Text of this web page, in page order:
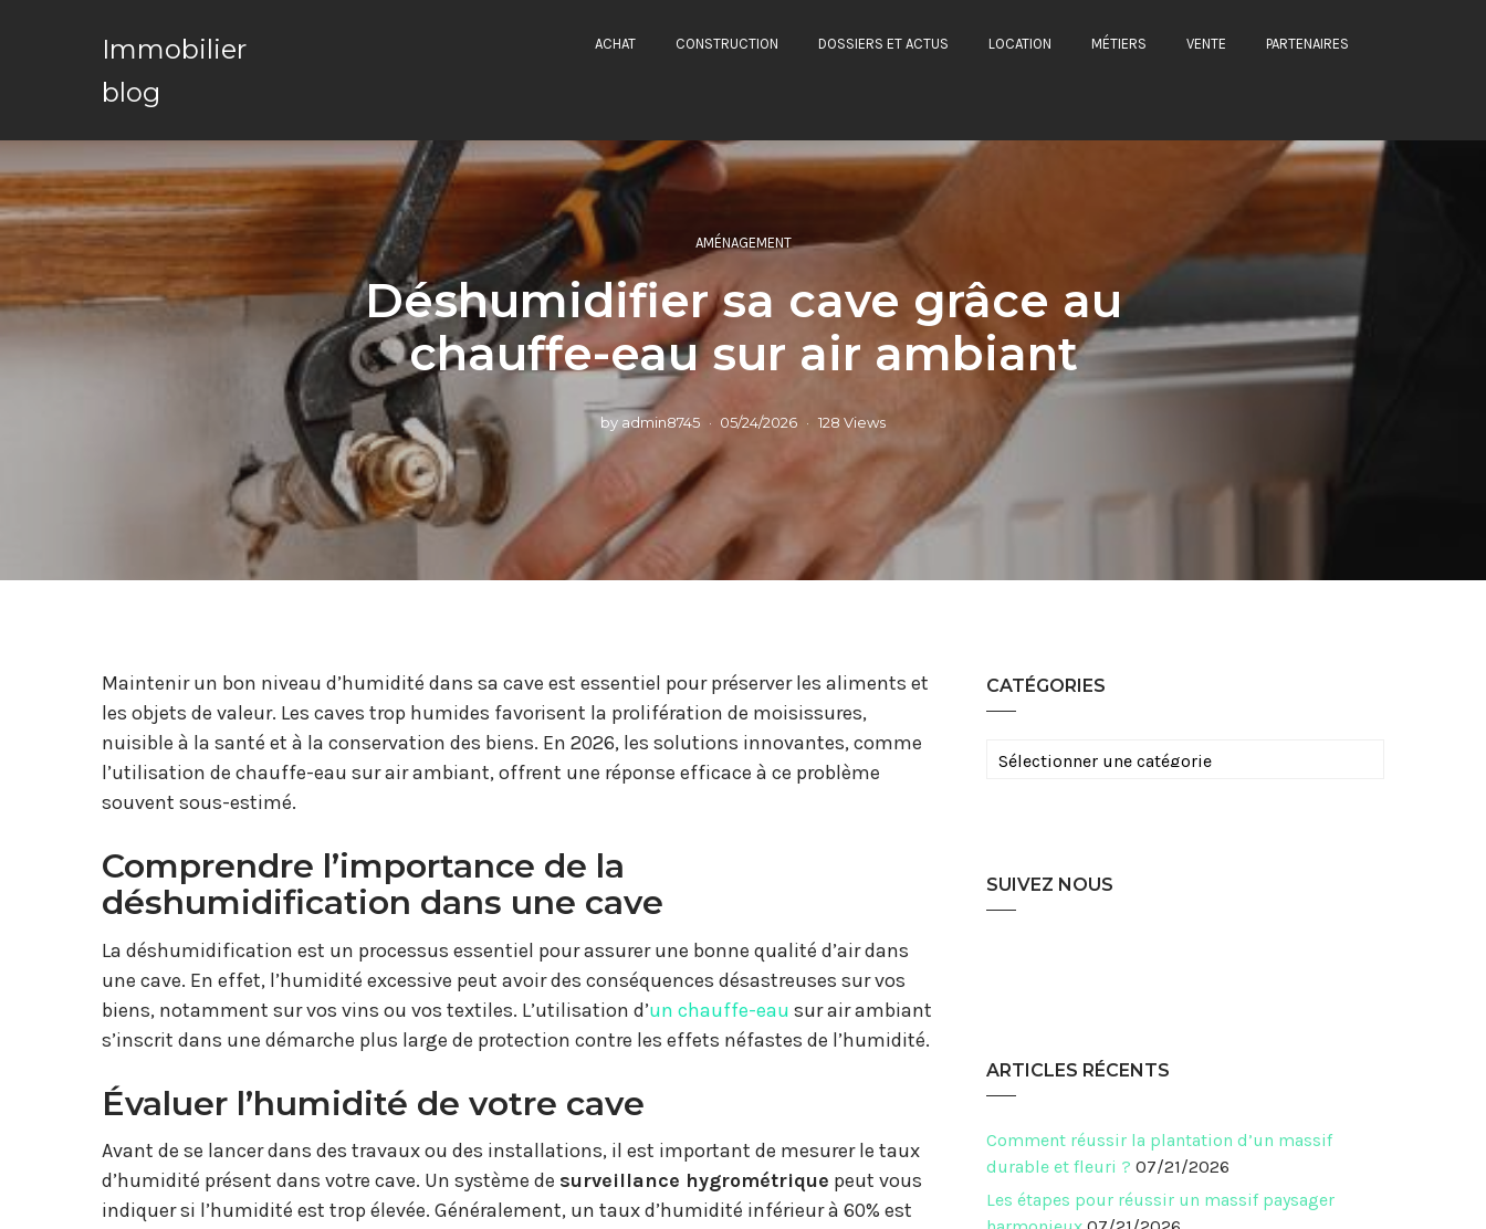
Immobilier
blog
ACHAT CONSTRUCTION DOSSIERS ET ACTUS LOCATION MÉTIERS VENTE PARTENAIRES
AMÉNAGEMENT
Déshumidifier sa cave grâce au
chauffe-eau sur air ambiant
by admin8745 05/24/2026 128 Views
Maintenir un bon niveau d’humidité dans sa cave est essentiel pour préserver les aliments et
les objets de valeur. Les caves trop humides favorisent la prolifération de moisissures,
nuisible à la santé et à la conservation des biens. En 2026, les solutions innovantes, comme
l’utilisation de chauffe-eau sur air ambiant, offrent une réponse efficace à ce problème
souvent sous-estimé.
Comprendre l’importance de la
déshumidification dans une cave
La déshumidification est un processus essentiel pour assurer une bonne qualité d’air dans
une cave. En effet, l’humidité excessive peut avoir des conséquences désastreuses sur vos
biens, notamment sur vos vins ou vos textiles. L’utilisation d’un chauffe-eau sur air ambiant
s’inscrit dans une démarche plus large de protection contre les effets néfastes de l’humidité.
Évaluer l’humidité de votre cave
Avant de se lancer dans des travaux ou des installations, il est important de mesurer le taux
d’humidité présent dans votre cave. Un système de surveillance hygrométrique peut vous
indiquer si l’humidité est trop élevée. Généralement, un taux d’humidité inférieur à 60% est
CATÉGORIES
Catégories
SUIVEZ NOUS
ARTICLES RÉCENTS
Comment réussir la plantation d’un massif
durable et fleuri ? 07/21/2026
Les étapes pour réussir un massif paysager